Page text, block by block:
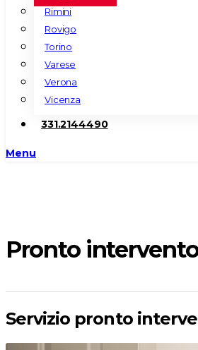
Rimini
Rovigo
Torino
Varese
Verona
Vicenza
331.2144490
Menu
Pronto
Servizio pronto